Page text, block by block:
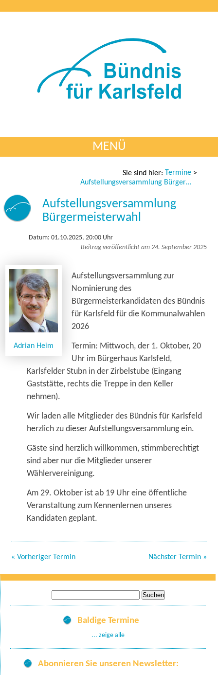
MENÜ
Sie sind hier: Termine >
Aufstellungsversammlung Bürgermeisterwahl
Aufstellungsversammlung
Bürgermeisterwahl
Datum: 01.10.2025, 20:00 Uhr
Beitrag veröffentlicht am 24. September 2025
Adrian Heim
Aufstellungsversammlung zur
Nominierung des
Bürgermeisterkandidaten des Bündnis
für Karlsfeld für die Kommunalwahlen
2026
Termin: Mittwoch, der 1. Oktober, 20
Uhr im Bürgerhaus Karlsfeld,
Karlsfelder Stubn in der Zirbelstube (Eingang
Gaststätte, rechts die Treppe in den Keller
nehmen).
Wir laden alle Mitglieder des Bündnis für Karlsfeld
herzlich zu dieser Aufstellungsversammlung ein.
Gäste sind herzlich willkommen, stimmberechtigt
sind aber nur die Mitglieder unserer
Wählervereinigung.
Am 29. Oktober ist ab 19 Uhr eine öffentliche
Veranstaltung zum Kennenlernen unseres
Kandidaten geplant.
« Vorheriger Termin Nächster Termin »
nach:
Baldige Termine
... zeige alle
Abonnieren Sie unseren Newsletter: